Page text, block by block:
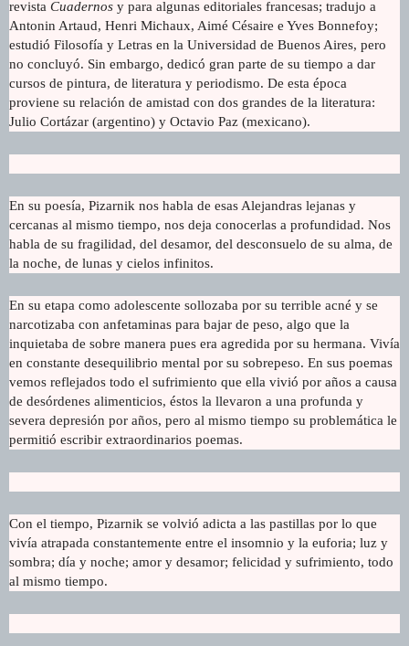
revista Cuadernos y para algunas editoriales francesas; tradujo a
Antonin Artaud, Henri Michaux, Aimé Césaire e Yves Bonnefoy;
estudió Filosofía y Letras en la Universidad de Buenos Aires, pero
no concluyó. Sin embargo, dedicó gran parte de su tiempo a dar
cursos de pintura, de literatura y periodismo. De esta época
proviene su relación de amistad con dos grandes de la literatura:
Julio Cortázar (argentino) y Octavio Paz (mexicano).
En su poesía, Pizarnik nos habla de esas Alejandras lejanas y
cercanas al mismo tiempo, nos deja conocerlas a profundidad. Nos
habla de su fragilidad, del desamor, del desconsuelo de su alma, de
la noche, de lunas y cielos infinitos.
En su etapa como adolescente sollozaba por su terrible acné y se
narcotizaba con anfetaminas para bajar de peso, algo que la
inquietaba de sobre manera pues era agredida por su hermana. Vivía
en constante desequilibrio mental por su sobrepeso. En sus poemas
vemos reflejados todo el sufrimiento que ella vivió por años a causa
de desórdenes alimenticios, éstos la llevaron a una profunda y
severa depresión por años, pero al mismo tiempo su problemática le
permitió escribir extraordinarios poemas.
Con el tiempo, Pizarnik se volvió adicta a las pastillas por lo que
vivía atrapada constantemente entre el insomnio y la euforia; luz y
sombra; día y noche; amor y desamor; felicidad y sufrimiento, todo
al mismo tiempo.